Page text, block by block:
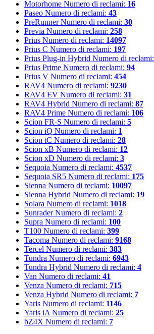
Motorhome Numero di reclami: 16
Paseo Numero di reclami: 43
PreRunner Numero di reclami: 30
Previa Numero di reclami: 258
Prius Numero di reclami: 14097
Prius C Numero di reclami: 197
Prius Plug-in Hybrid Numero di reclami:
Prius Prime Numero di reclami: 94
Prius V Numero di reclami: 454
RAV4 Numero di reclami: 9230
RAV4 EV Numero di reclami: 31
RAV4 Hybrid Numero di reclami: 87
RAV4 Prime Numero di reclami: 106
Scion FR-S Numero di reclami: 5
Scion iQ Numero di reclami: 1
Scion tC Numero di reclami: 28
Scion xB Numero di reclami: 12
Scion xD Numero di reclami: 3
Sequoia Numero di reclami: 4537
Sequoia SR5 Numero di reclami: 175
Sienna Numero di reclami: 10097
Sienna Hybrid Numero di reclami: 19
Solara Numero di reclami: 1018
Sunrader Numero di reclami: 2
Supra Numero di reclami: 100
T100 Numero di reclami: 399
Tacoma Numero di reclami: 9168
Tercel Numero di reclami: 383
Tundra Numero di reclami: 6943
Tundra Hybrid Numero di reclami: 4
Van Numero di reclami: 41
Venza Numero di reclami: 715
Venza Hybrid Numero di reclami: 7
Yaris Numero di reclami: 1146
Yaris iA Numero di reclami: 25
bZ4X Numero di reclami: 7